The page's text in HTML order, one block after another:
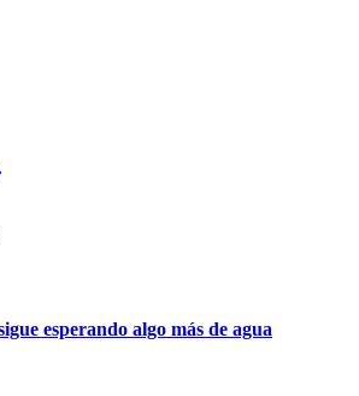
esperando algo más de agua